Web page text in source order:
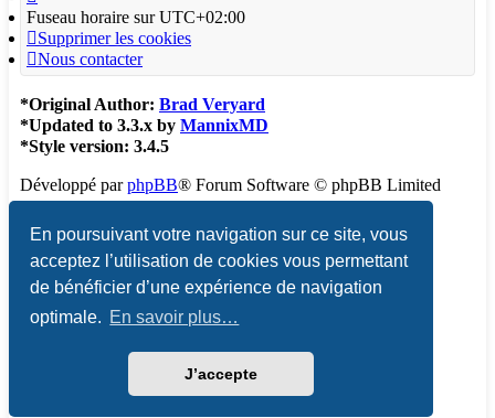
En poursuivant votre navigation sur ce site, vous
acceptez l’utilisation de cookies vous permettant
de bénéficier d’une expérience de navigation
optimale. En savoir plus…
J’accepte
Fuseau horaire surUTC+02:00
Supprimer les cookies
Nous contacter
*Original Author: Brad Veryard
*Updated to 3.3.x by MannixMD
*Style version: 3.4.5
Développé parphpBB® Forum Software © phpBB Limited
Traduction française officielle© Qiaeru
Confidentialité | Conditions